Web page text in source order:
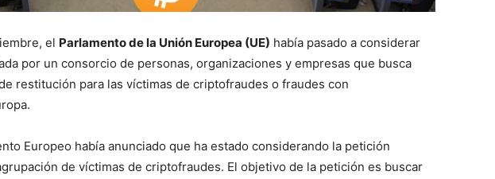
el Parlamento de la Unión Europea (UE) había pasado a considerar
por un consorcio de personas, organizaciones y empresas que busca
restitución para las víctimas de criptofraudes o fraudes con
Europeo había anunciado que ha estado considerando la petición
de víctimas de criptofraudes. El objetivo de la petición es buscar